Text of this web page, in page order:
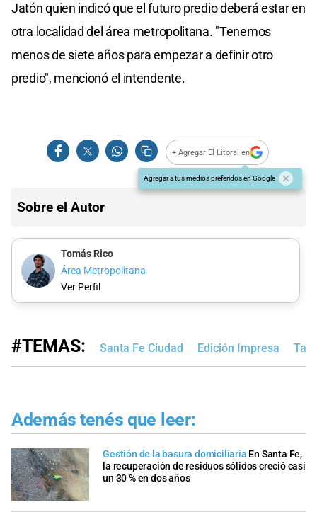
Jatón quien indicó que el futuro predio deberá estar en
otra localidad del área metropolitana. "Tenemos
menos de siete años para empezar a definir otro
predio", mencionó el intendente.
+ Agregar El Litoral en
Agregar a tus medios preferidos en Google
Sobre el Autor
Tomás Rico
Área Metropolitana
Ver Perfil
#TEMAS: Santa Fe Ciudad Edición Impresa
Además tenés que leer:
Gestión de la basura domiciliaria En Santa Fe,
la recuperación de residuos sólidos creció casi
un 30 % en dos años